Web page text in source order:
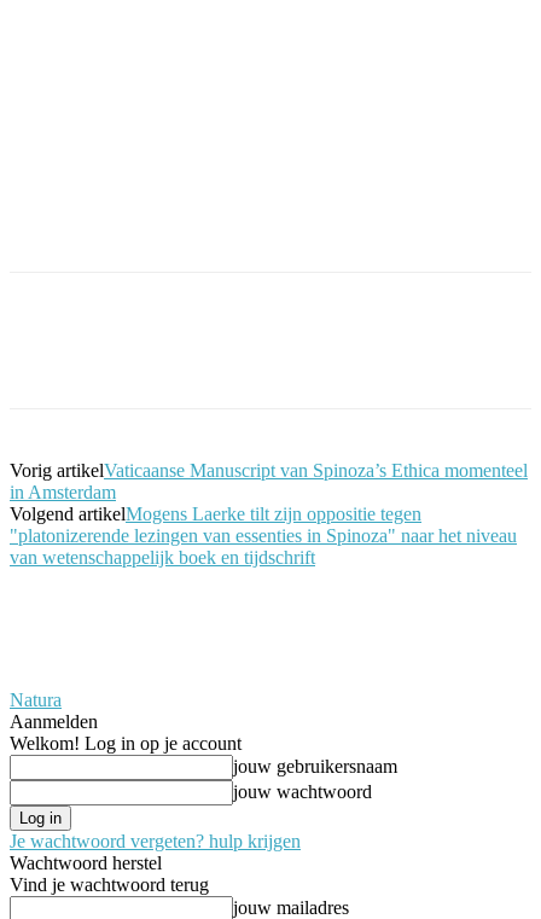
Vorig artikelVaticaanse Manuscript van Spinoza’s Ethica momenteel
in Amsterdam
Volgend artikelMogens Laerke tilt zijn oppositie tegen
"platonizerende lezingen van essenties in Spinoza" naar het niveau
van wetenschappelijk boek en tijdschrift
Natura
Aanmelden
Welkom! Log in op je account
jouw gebruikersnaam
jouw wachtwoord
Je wachtwoord vergeten? hulp krijgen
Wachtwoord herstel
Vind je wachtwoord terug
jouw mailadres